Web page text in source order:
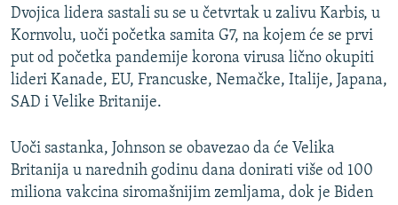
Dvojica lidera sastali su se u četvrtak u zalivu Karbis, u
Kornvolu, uoči početka samita G7, na kojem će se prvi
put od početka pandemije korona virusa lično okupiti
lideri Kanade, EU, Francuske, Nemačke, Italije, Japana,
SAD i Velike Britanije.
Uoči sastanka, Johnson se obavezao da će Velika
Britanija u narednih godinu dana donirati više od 100
miliona vakcina siromašnijim zemljama, dok je Biden